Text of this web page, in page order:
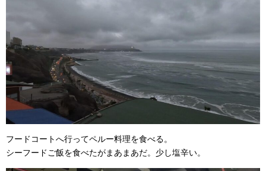
フードコートへ行ってペルー料理を食べる。
シーフードご飯を食べたがまあまあだ。少し塩辛い。